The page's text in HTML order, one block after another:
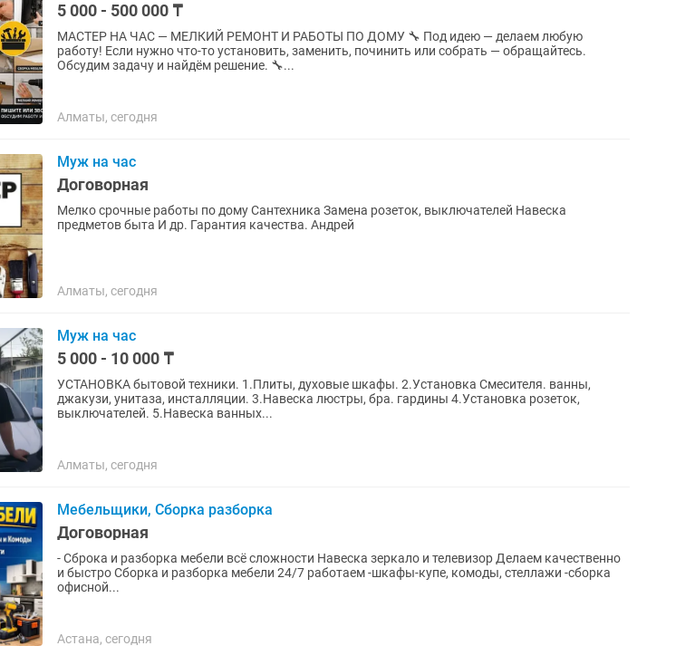
5 000 - 500 000 ₸
МАСТЕР НА ЧАС — МЕЛКИЙ РЕМОНТ И РАБОТЫ ПО ДОМУ 🔧 Под идею — делаем любую
работу! Если нужно что-то установить, заменить, починить или собрать — обращайтесь.
Обсудим задачу и найдём решение. 🔧...
Алматы, сегодня
Муж на час
Договорная
Мелко срочные работы по дому Сантехника Замена розеток, выключателей Навеска
предметов быта И др. Гарантия качества. Андрей
Алматы, сегодня
Муж на час
5 000 - 10 000 ₸
УСТАНОВКА бытовой техники. 1.Плиты, духовые шкафы. 2.Установка Смесителя. ванны,
джакузи, унитаза, инсталляции. 3.Навеска люстры, бра. гардины 4.Установка розеток,
выключателей. 5.Навеска ванных...
Алматы, сегодня
Мебельщики, Сборка разборка
Договорная
- Сброка и разборка мебели всё сложности Навеска зеркало и телевизор Делаем качественно
и быстро Сборка и разборка мебели 24/7 работаем -шкафы-купе, комоды, стеллажи -сборка
офисной...
Астана, сегодня